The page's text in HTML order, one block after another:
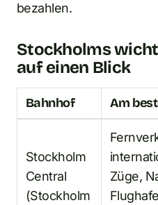
bezahlen.
Stockholms
auf einen Blick
Bahnhof Am
Stockholm
Central
(Stockholm
Züge,